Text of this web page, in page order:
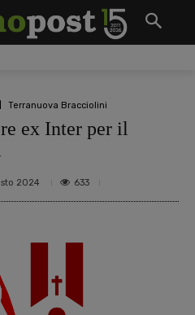
Terranuova Bracciolini
ex Inter per il
2024 633